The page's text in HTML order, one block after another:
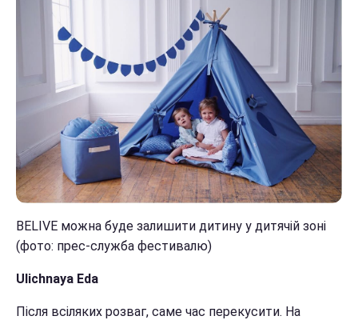
BELIVE можна буде залишити дитину у дитячій зоні
(фото: прес-служба фестивалю)
Ulichnaya Eda
Після всіляких розваг, саме час перекусити. На